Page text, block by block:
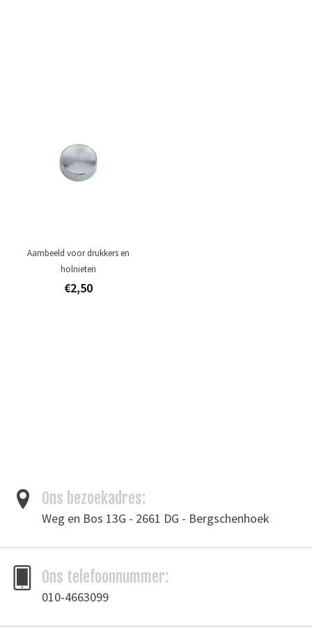
Aambeeld voor drukkers en
holnieten
€2,50
Ons bezoekadres:
Weg en Bos 13G - 2661 DG - Bergschenhoek
Ons telefoonnummer:
010-4663099